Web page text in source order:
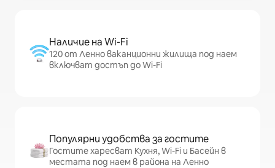
Наличие на Wi-Fi
120 от Ленно ваканционни жилища под наем
включват достъп до Wi-Fi
Популярни удобства за гостите
Гостите харесват Кухня, Wi-Fi и Басейн в
местата под наем в района на Ленно